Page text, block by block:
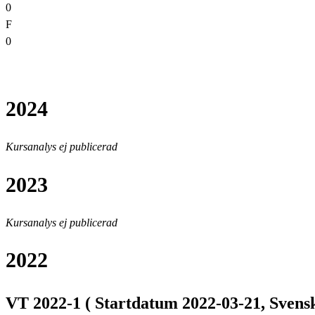
0
F
0
2024
Kursanalys ej publicerad
2023
Kursanalys ej publicerad
2022
VT 2022-1 ( Startdatum 2022-03-21,